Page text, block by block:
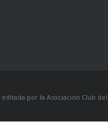
por la Asociación Club